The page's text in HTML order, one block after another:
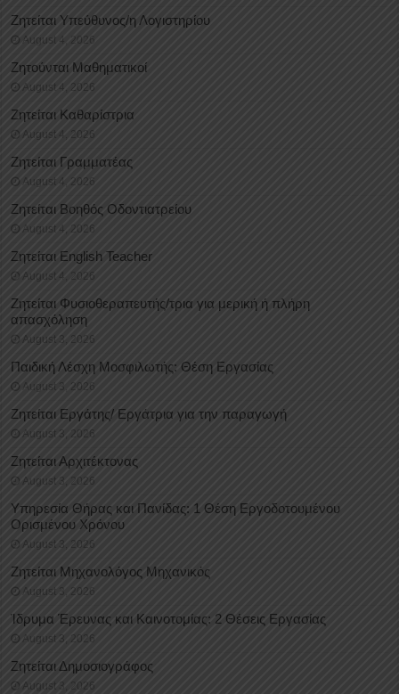
Ζητείται Υπεύθυνος/η Λογιστηρίου
August 4, 2026
Ζητούνται Μαθηματικοί
August 4, 2026
Ζητείται Καθαρίστρια
August 4, 2026
Ζητείται Γραμματέας
August 4, 2026
Ζητείται Βοηθός Οδοντιατρείου
August 4, 2026
Ζητείται English Teacher
August 4, 2026
Ζητείται Φυσιοθεραπευτής/τρια για μερική ή πλήρη
απασχόληση
August 3, 2026
Παιδική Λέσχη Μοσφιλωτής: Θέση Εργασίας
August 3, 2026
Ζητείται Εργάτης/ Εργάτρια για την παραγωγή
August 3, 2026
Ζητείται Αρχιτέκτονας
August 3, 2026
Υπηρεσία Θήρας και Πανίδας: 1 Θέση Eργοδοτουμένου
Oρισμένου Xρόνου
August 3, 2026
Ζητείται Μηχανολόγος Μηχανικός
August 3, 2026
Ίδρυμα Έρευνας και Καινοτομίας: 2 Θέσεις Εργασίας
August 3, 2026
Ζητείται Δημοσιογράφος
August 3, 2026